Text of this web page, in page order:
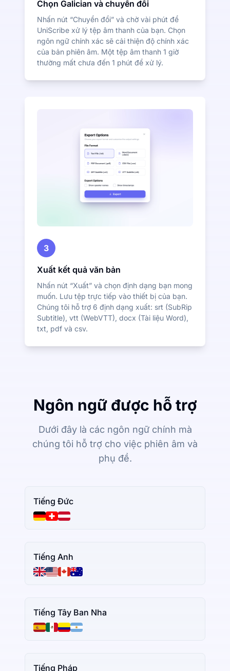
Chọn Galician và chuyển đổi
Nhấn nút “Chuyển đổi” và chờ vài phút để
UniScribe xử lý tệp âm thanh của bạn. Chọn
ngôn ngữ chính xác sẽ cải thiện độ chính xác
của bản phiên âm. Một tệp âm thanh 1 giờ
thường mất chưa đến 1 phút để xử lý.
3
Xuất kết quả văn bản
Nhấn nút “Xuất” và chọn định dạng bạn mong
muốn. Lưu tệp trực tiếp vào thiết bị của bạn.
Chúng tôi hỗ trợ 6 định dạng xuất: srt (SubRip
Subtitle), vtt (WebVTT), docx (Tài liệu Word),
txt, pdf và csv.
Ngôn ngữ được hỗ trợ
Dưới đây là các ngôn ngữ chính mà
chúng tôi hỗ trợ cho việc phiên âm và
phụ đề.
Tiếng Đức
Tiếng Anh
Tiếng Tây Ban Nha
Tiếng Pháp